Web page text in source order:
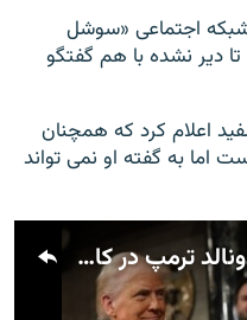
شبکه اجتماعی «سوشل
دیر نشده با هم گفتگو
اعلام کرد که همچنان
به گفته او نمی تواند
نگاهی به سخنان خبرساز دونالد ترمپ در کانگرس